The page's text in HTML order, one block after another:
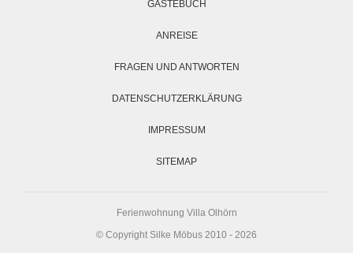
GÄSTEBUCH
ANREISE
FRAGEN UND ANTWORTEN
DATENSCHUTZERKLÄRUNG
IMPRESSUM
SITEMAP
Ferienwohnung Villa Olhörn
© Copyright Silke Möbus 2010 - 2026